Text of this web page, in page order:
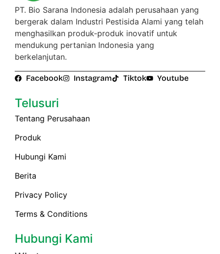
Telusuri
Tentang Perusahaan
Produk
Hubungi Kami
Berita
Privacy Policy
Terms & Conditions
PT. Bio Sarana Indonesia adalah perusahaan yang
bergerak dalam Industri Pestisida Alami yang telah
menghasilkan produk-produk inovatif untuk
mendukung pertanian Indonesia yang
berkelanjutan.
Facebook Instagram Tiktok Youtube
Hubungi Kami